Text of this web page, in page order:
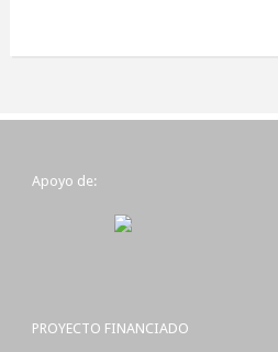
Apoyo de:
PROYECTO FINANCIADO